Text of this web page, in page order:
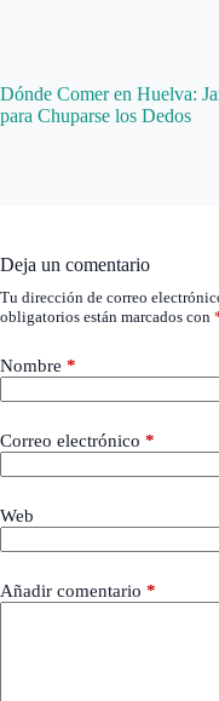
Dónde Comer en Huelva:
para Chuparse los Dedos
Deja un comentario
Tu dirección de correo
obligatorios están marcados con
Nombre *
Correo electrónico *
Web
Añadir comentario *